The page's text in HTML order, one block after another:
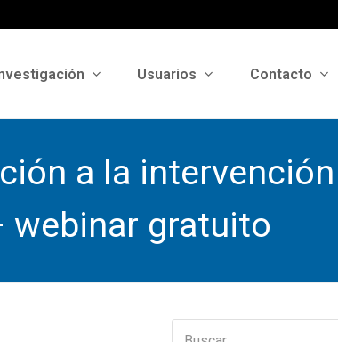
Usuarios Contacto
a la
gratuito